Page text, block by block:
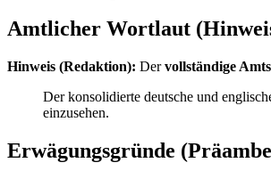
Amtlicher Wortlaut
Hinweis (Redaktion): Dervollständige
Der konsolidierte deutsche und
einzusehen.
Erwägungsgründe